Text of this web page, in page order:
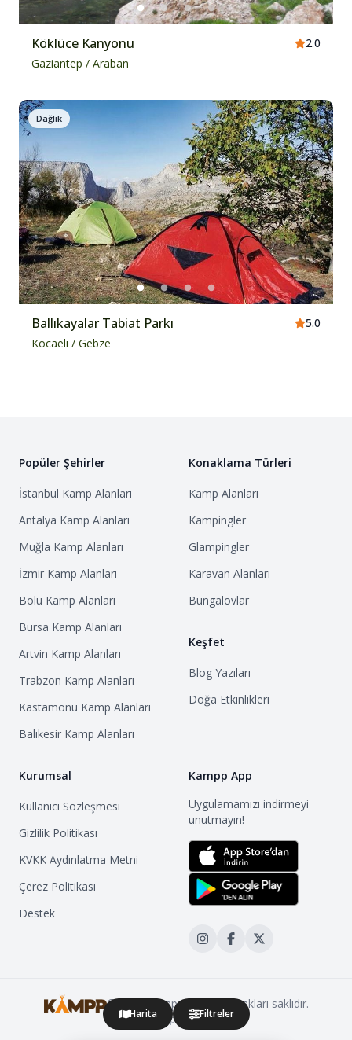
Köklüce Kanyonu
2.0
Gaziantep / Araban
Dağlık
Ballıkayalar Tabiat Parkı
5.0
Kocaeli / Gebze
Harita Filtreler
Popüler Şehirler
İstanbul Kamp Alanları
Antalya Kamp Alanları
Muğla Kamp Alanları
İzmir Kamp Alanları
Bolu Kamp Alanları
Bursa Kamp Alanları
Artvin Kamp Alanları
Trabzon Kamp Alanları
Kastamonu Kamp Alanları
Balıkesir Kamp Alanları
Konaklama Türleri
Kamp Alanları
Kampingler
Glampingler
Karavan Alanları
Bungalovlar
Keşfet
Blog Yazıları
Doğa Etkinlikleri
Kurumsal
Kullanıcı Sözleşmesi
Gizlilik Politikası
KVKK Aydınlatma Metni
Çerez Politikası
Destek
Kampp App
Uygulamamızı indirmeyi
unutmayın!
© Kampp Ltd. Tüm hakları saklıdır.
#kampplaplanla!